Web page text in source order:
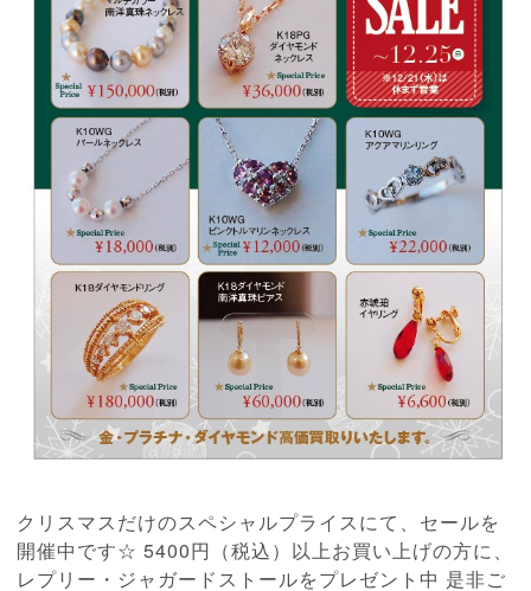
クリスマスだけのスペシャルプライスにて、セールを
開催中です☆ 5400円（税込）以上お買い上げの方に、
レプリー・ジャガードストールをプレゼント中 是非ご